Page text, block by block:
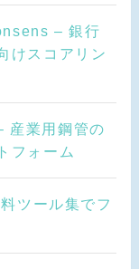
– 銀行
けスコアリン
業用鋼管の
フォーム
ツール集でフ